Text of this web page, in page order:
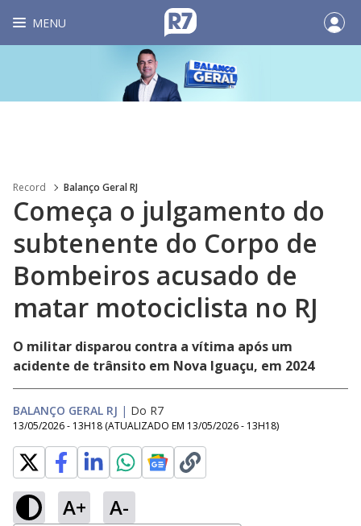
MENU
Record Balanço Geral RJ
Começa o julgamento do
subtenente do Corpo de
Bombeiros acusado de
matar motociclista no RJ
O militar disparou contra a vítima após um
acidente de trânsito em Nova Iguaçu, em 2024
BALANÇO GERAL RJ | Do R7
13/05/2026 - 13H18 (ATUALIZADO EM 13/05/2026 - 13H18)
A+ A-
Loaded:
11.62%